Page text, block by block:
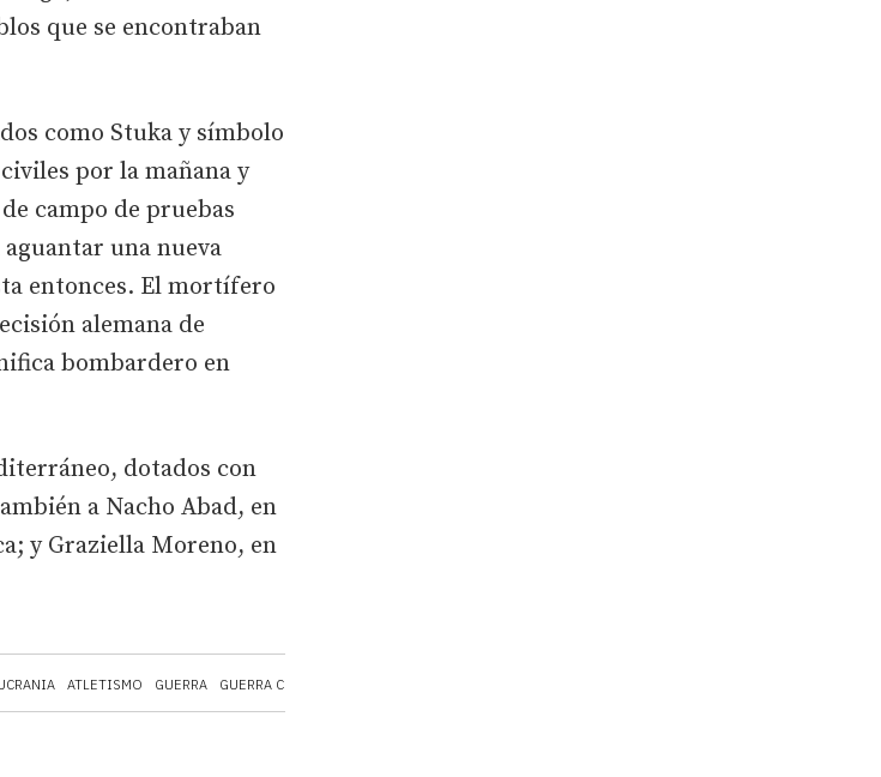
ATLETISMO GUERRA GUERRA CIVIL
que se encontraban
como Stuka y símbolo
por la mañana y
campo de pruebas
una nueva
entonces. El mortífero
alemana de
bombardero en
dotados con
a Nacho Abad, en
y Graziella Moreno, en